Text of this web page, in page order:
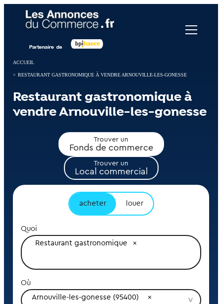
ACCUEIL
> RESTAURANT GASTRONOMIQUE À VENDRE ARNOUVILLE-LES-GONESSE
Restaurant gastronomique à
vendre Arnouville-les-gonesse
Trouver un
Fonds de commerce
Trouver un
Local commercial
acheter louer
Quoi
Restaurant gastronomique
Où
Arnouville-les-gonesse (95400)
Panneau de gestion des cookies